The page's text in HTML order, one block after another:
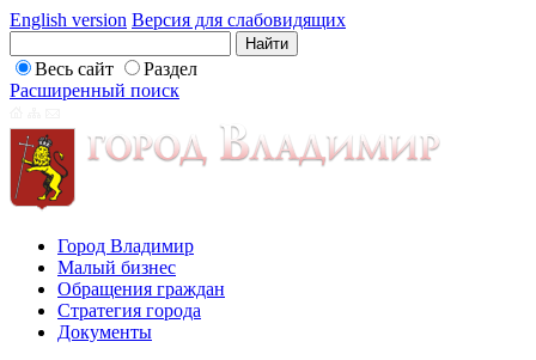
English version Версия для слабовидящих
Весь сайт
Раздел
Расширенный поиск
Город Владимир
Малый бизнес
Обращения граждан
Стратегия города
Документы